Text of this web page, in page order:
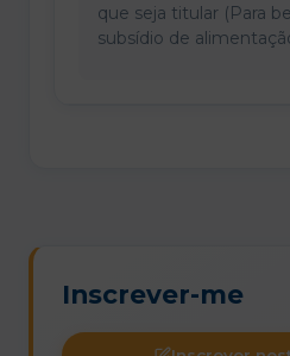
que seja titular (Para
subsídio de
Inscrever-me